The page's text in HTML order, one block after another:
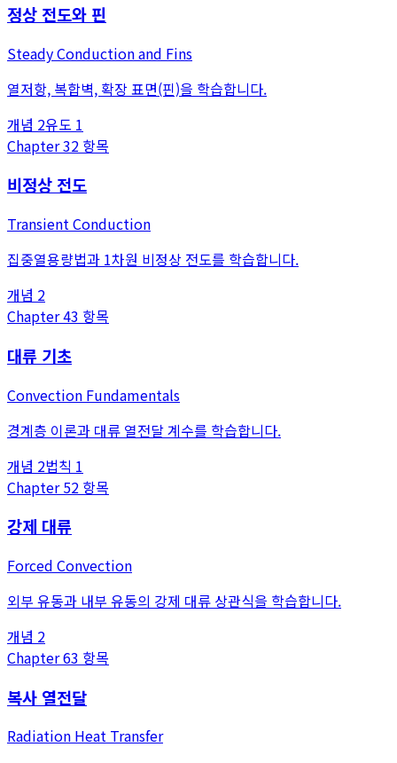
정상 전도와 핀
Steady Conduction and Fins
열저항, 복합벽, 확장 표면(핀)을 학습합니다.
개념 2유도 1
Chapter32 항목
비정상 전도
Transient Conduction
집중열용량법과 1차원 비정상 전도를 학습합니다.
개념 2
Chapter43 항목
대류 기초
Convection Fundamentals
경계층 이론과 대류 열전달 계수를 학습합니다.
개념 2법칙 1
Chapter52 항목
강제 대류
Forced Convection
외부 유동과 내부 유동의 강제 대류 상관식을 학습합니다.
개념 2
Chapter63 항목
복사 열전달
Radiation Heat Transfer